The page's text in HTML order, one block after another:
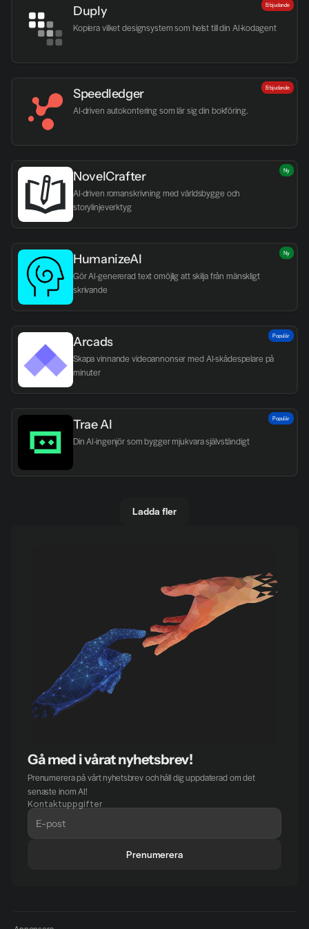
Duply
Kopiera vilket designsystem som helst till din AI-kodagent
Erbjudande
Speedledger
AI-driven autokontering som lär sig din bokföring.
Erbjudande
NovelCrafter
AI-driven romanskrivning med världsbygge och
storylinjeverktyg
Ny
HumanizeAI
Gör AI-genererad text omöjlig att skilja från mänskligt
skrivande
Ny
Arcads
Skapa vinnande videoannonser med AI-skådespelare på
minuter
Populär
Trae AI
Din AI-ingenjör som bygger mjukvara självständigt
Populär
Ladda fler
Gå med i vårat nyhetsbrev!
Prenumerera på vårt nyhetsbrev och håll dig uppdaterad om det
senaste inom AI!
Kontaktuppgifter
Prenumerera